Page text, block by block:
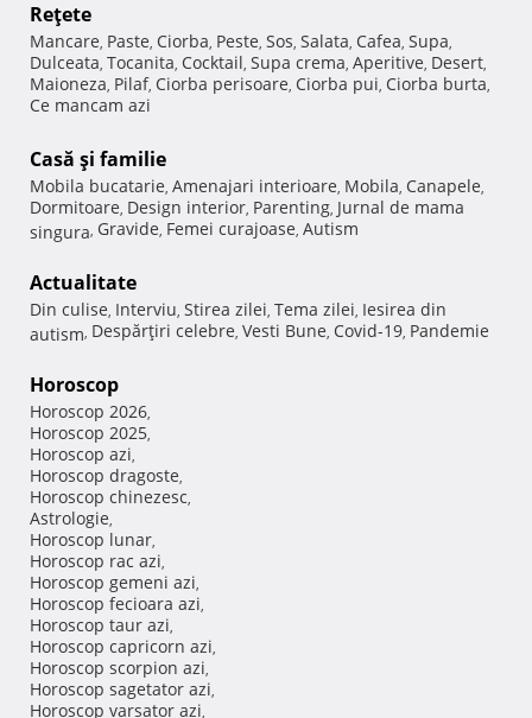
Reţete
Mancare, Paste, Ciorba, Peste, Sos, Salata, Cafea, Supa,
Dulceata, Tocanita, Cocktail, Supa crema, Aperitive, Desert,
Maioneza, Pilaf, Ciorba perisoare, Ciorba pui, Ciorba burta,
Ce mancam azi
Casă şi familie
Mobila bucatarie, Amenajari interioare, Mobila, Canapele,
Dormitoare, Design interior, Parenting, Jurnal de mama
singura, Gravide, Femei curajoase, Autism
Actualitate
Din culise, Interviu, Stirea zilei, Tema zilei, Iesirea din
autism, Despărţiri celebre, Vesti Bune, Covid-19, Pandemie
Horoscop
Horoscop 2026,
Horoscop 2025,
Horoscop azi,
Horoscop dragoste,
Horoscop chinezesc,
Astrologie,
Horoscop lunar,
Horoscop rac azi,
Horoscop gemeni azi,
Horoscop fecioara azi,
Horoscop taur azi,
Horoscop capricorn azi,
Horoscop scorpion azi,
Horoscop sagetator azi,
Horoscop varsator azi,